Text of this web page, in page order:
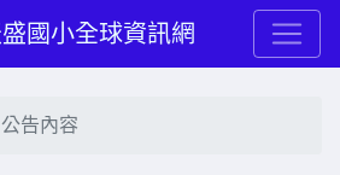
國小全球資訊網
公告內容